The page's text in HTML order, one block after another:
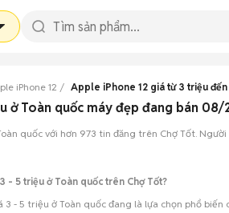
iPhone 12 Apple iPhone 12 giá từ 3 triệu
ở Toàn quốc máy đẹp đang bán 08/
quốc với hơn 973 tin đăng trên Chợ Tốt.
- 5 triệu ở Toàn quốc trên Chợ Tốt?
3 - 5 triệu ở Toàn quốc đang là lựa chọn phổ